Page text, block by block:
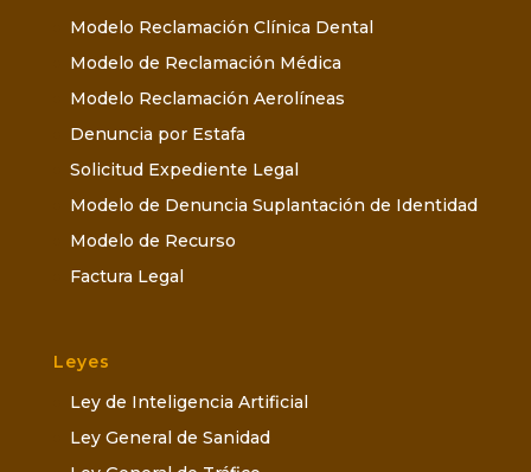
Modelo Reclamación Clínica Dental
Modelo de Reclamación Médica
Modelo Reclamación Aerolíneas
Denuncia por Estafa
Solicitud Expediente Legal
Modelo de Denuncia Suplantación de Identidad
Modelo de Recurso
Factura Legal
Leyes
Ley de Inteligencia Artificial
Ley General de Sanidad